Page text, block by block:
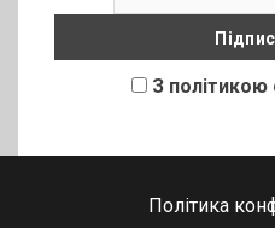
З
Політика